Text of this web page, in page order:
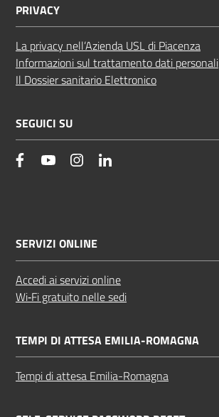
PRIVACY
La privacy nell’Azienda USL di Piacenza
Informazioni sul trattamento dati personali
Il Dossier sanitario Elettronico
SEGUICI SU
facebookYouTube Instagram
SERVIZI ONLINE
Accedi ai servizi online
Wi‑Fi gratuito nelle sedi
TEMPI DI ATTESA EMILIA-ROMAGNA
Tempi di attesa Emilia-Romagna